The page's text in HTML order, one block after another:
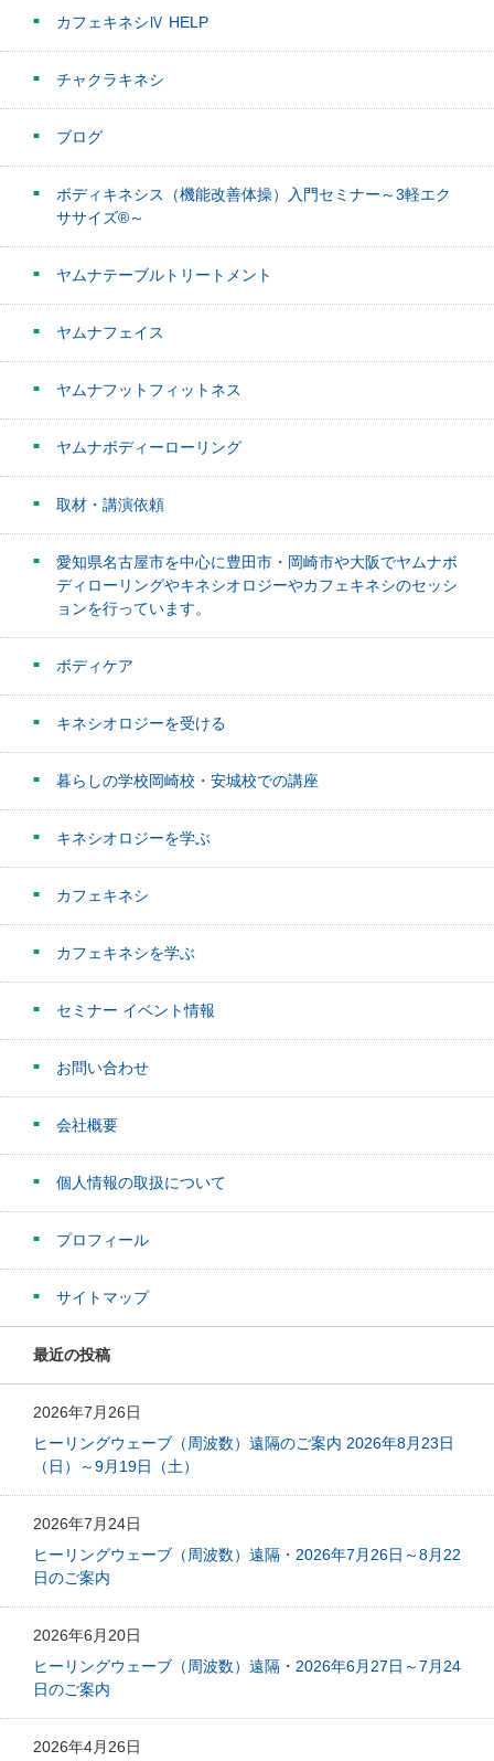
カフェキネシⅣ HELP
チャクラキネシ
ブログ
ボディキネシス（機能改善体操）入門セミナー～3軽エク
ササイズ®～
ヤムナテーブルトリートメント
ヤムナフェイス
ヤムナフットフィットネス
ヤムナボディーローリング
取材・講演依頼
愛知県名古屋市を中心に豊田市・岡崎市や大阪でヤムナボ
ディローリングやキネシオロジーやカフェキネシのセッシ
ョンを行っています。
ボディケア
キネシオロジーを受ける
暮らしの学校岡崎校・安城校での講座
キネシオロジーを学ぶ
カフェキネシ
カフェキネシを学ぶ
セミナー イベント情報
お問い合わせ
会社概要
個人情報の取扱について
プロフィール
サイトマップ
最近の投稿
2026年7月26日
ヒーリングウェーブ（周波数）遠隔のご案内 2026年8月23日
（日）～9月19日（土）
2026年7月24日
ヒーリングウェーブ（周波数）遠隔・2026年7月26日～8月22
日のご案内
2026年6月20日
ヒーリングウェーブ（周波数）遠隔・2026年6月27日～7月24
日のご案内
2026年4月26日